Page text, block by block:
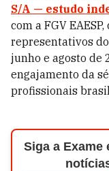
S/A — estudo
com a FGV
representativos
junho e agosto
engajamento da
profissionais
Siga a